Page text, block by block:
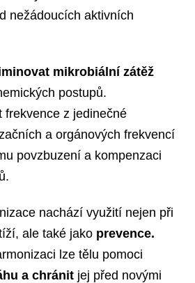
nežádoucích aktivních
mikrobiální zátěž
postupů.
frekvence z jedinečné
a orgánových frekvencí
povzbuzení a kompenzaci
nachází využití nejen při
ale také jako prevence.
lze tělu pomoci
a chránit jej před novými